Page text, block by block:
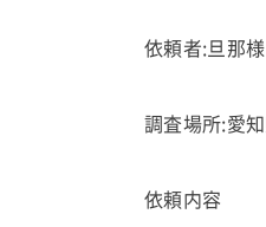
依頼者:旦那
調査場所:愛
依頼内容